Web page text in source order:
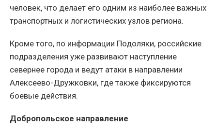
человек, что делает его одним из наиболее важных
транспортных и логистических узлов региона.
Кроме того, по информации Подоляки, российские
подразделения уже развивают наступление
севернее города и ведут атаки в направлении
Алексеево-Дружковки, где также фиксируются
боевые действия.
Добропольское направление